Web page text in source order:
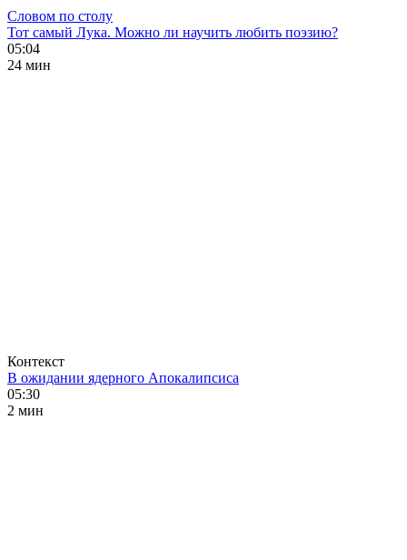
Словом по столу
Тот самый Лука. Можно ли научить любить поэзию?
05:04
24 мин
Контекст
В ожидании ядерного Апокалипсиса
05:30
2 мин